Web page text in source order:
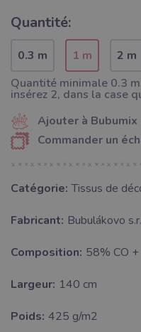
Quantité:
0.3 m 1 m
2 m
Quantité minimale 0.3
insérez 2, dans la case
Ajouter à Bubumix
Commander un
Catégorie: Tissus de
Fabricant: Bubulákovo
Composition: 58% CO
Largeur: 140 cm
Poids: 425 g/m2